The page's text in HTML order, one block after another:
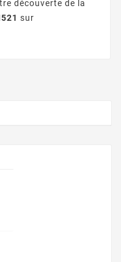
découverte de la
sur